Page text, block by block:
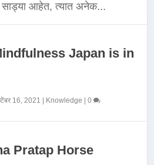
साड्या आहेत, त्यात अनेक...
Japan is in
16, 2021 Knowledge |0
Pratap Horse